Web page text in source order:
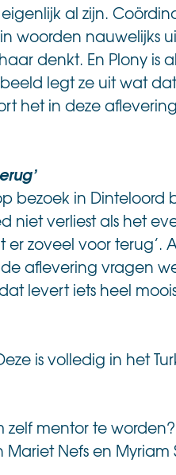
al zijn.
woorden
denkt. En Plony
legt ze uit wat
het in deze
bezoek in Dinteloord
niet verliest als het
er zoveel voor
aflevering vragen
levert iets heel
is volledig in het
mentor te
Nefs en Myriam